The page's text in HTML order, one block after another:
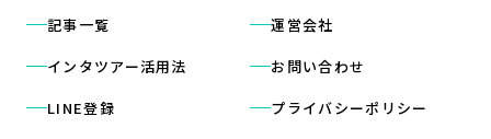
記事一覧
インタツアー活用法
LINE登録
運営会社
お問い合わせ
プライバシーポリシー